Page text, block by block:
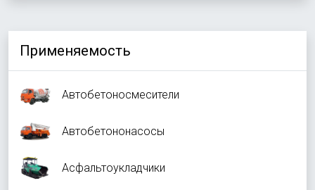
Применяемость
Автобетоносмесители
Автобетононасосы
Асфальтоукладчики